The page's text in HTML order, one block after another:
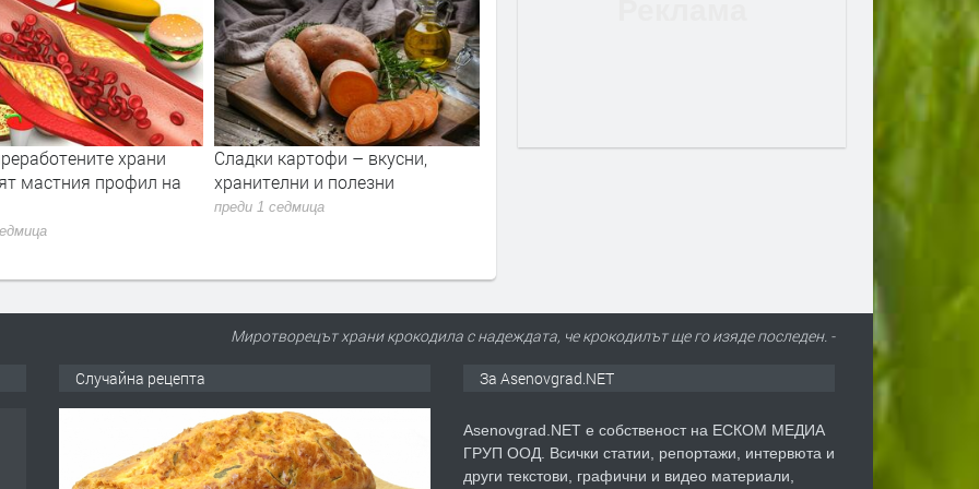
– вкусни,
и полезни
„Активни потребители“
алармира за фалшиви
слънцезащитни мазила
Как да консумираме
Миротворецът храни крокодила с надеждата, че крокодилът ще го изяде последен. -
Случайна рецепта За Asenovgrad.NET
Asenovgrad.NET е собственост на ЕСКОМ МЕДИА
ГРУП ООД. Всички статии, репортажи, интервюта и
други текстови, графични и видео материали,